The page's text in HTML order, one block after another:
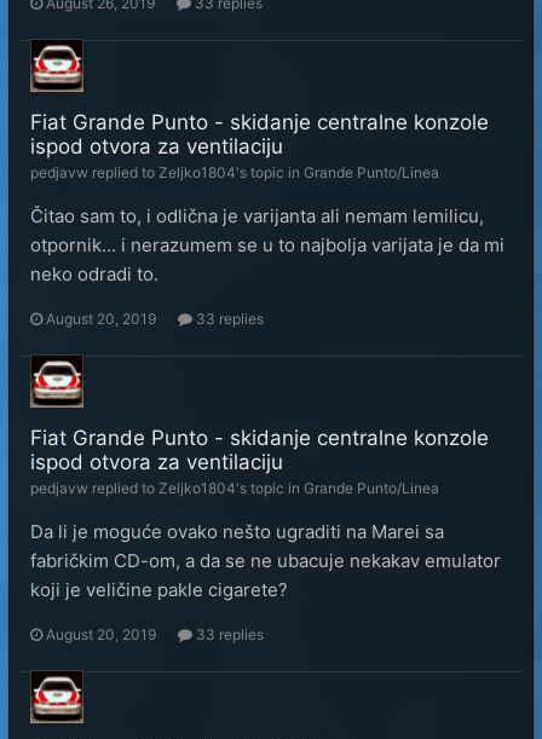
Fiat Grande Punto - skidanje centralne konzole
ispod otvora za ventilaciju
pedjavw replied to Zeljko1804's topic in Grande Punto/Linea
Čitao sam to, i odlična je varijanta ali nemam lemilicu,
otpornik... i nerazumem se u to najbolja varijata je da mi
neko odradi to.
August 20, 2019 33 replies
Fiat Grande Punto - skidanje centralne konzole
ispod otvora za ventilaciju
pedjavw replied to Zeljko1804's topic in Grande Punto/Linea
Da li je moguće ovako nešto ugraditi na Marei sa
fabričkim CD-om, a da se ne ubacuje nekakav emulator
koji je veličine pakle cigarete?
August 20, 2019 33 replies